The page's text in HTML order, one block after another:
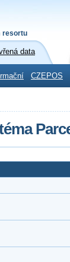
resortu
data
CZEPOS